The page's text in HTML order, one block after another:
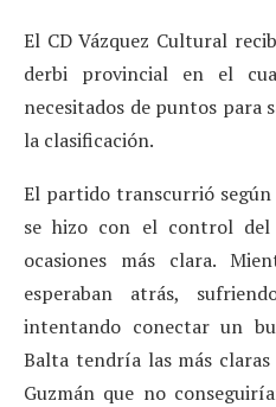
El CD Vázquez Cultural
derbi provincial en el
necesitados de puntos para
la clasificación.
El partido transcurrió
se hizo con el control
ocasiones más clara.
esperaban atrás,
intentando conectar un
Balta tendría las más
Guzmán que no